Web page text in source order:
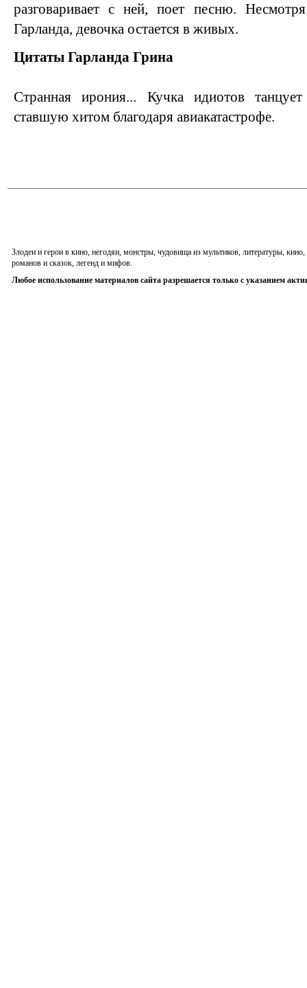
разговаривает с ней, поет песню.
Гарланда, девочка остается в живых.
Цитаты Гарланда Грина
Странная ирония... Кучка идиотов
ставшую хитом благодаря авиакатастрофе.
Злодеи и герои в кино, негодяи, монстры, чудовища из мультиков, литературы,
романов и сказок, легенд и мифов.
Любое использование материалов сайта разрешается только с указанием